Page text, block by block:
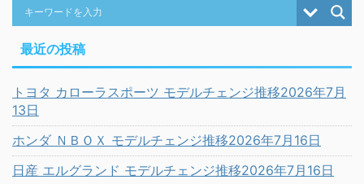
最近の投稿
トヨタ カローラスポーツ モデルチェンジ推移2026年7月
13日
ホンダ ＮＢＯＸ モデルチェンジ推移2026年7月16日
日産 エルグランド モデルチェンジ推移2026年7月16日